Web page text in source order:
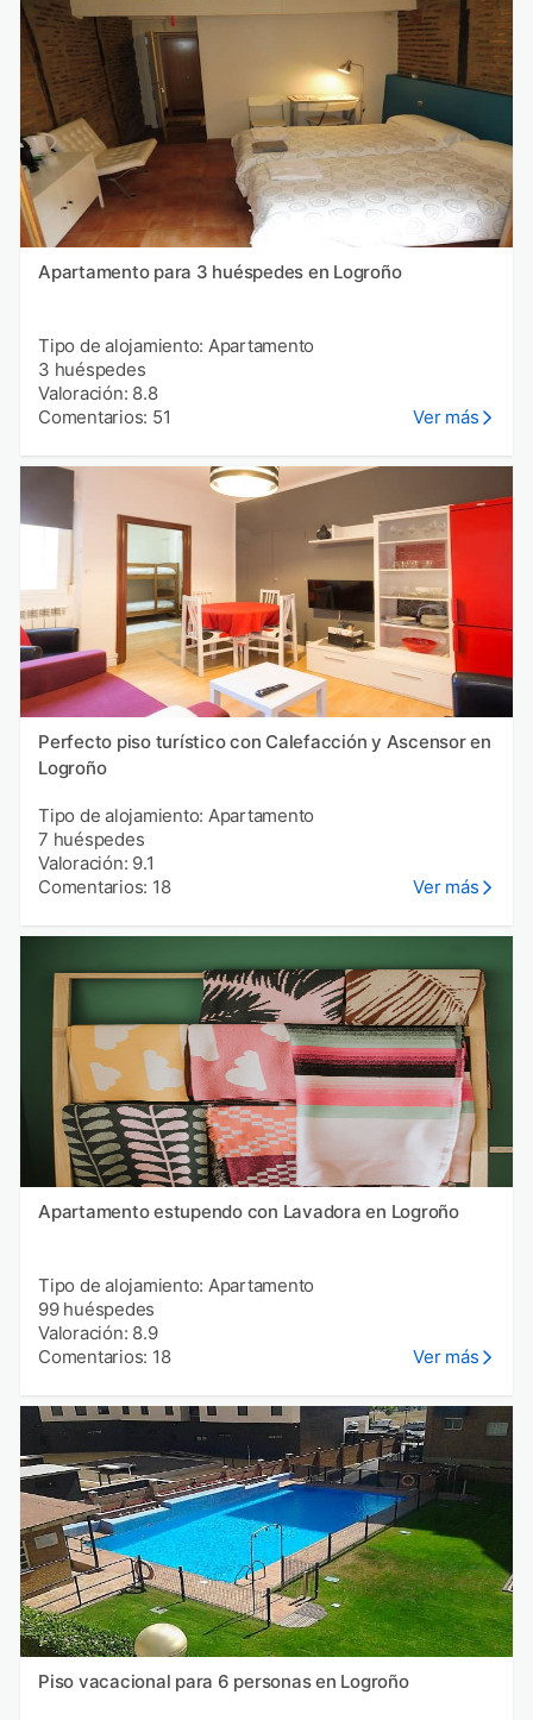
Apartamento para 3 huéspedes en Logroño
Tipo de alojamiento: Apartamento
3 huéspedes
Valoración: 8.8
Comentarios: 51
Ver más
Perfecto piso turístico con Calefacción y Ascensor en
Logroño
Tipo de alojamiento: Apartamento
7 huéspedes
Valoración: 9.1
Comentarios: 18
Ver más
Apartamento estupendo con Lavadora en Logroño
Tipo de alojamiento: Apartamento
99 huéspedes
Valoración: 8.9
Comentarios: 18
Ver más
Piso vacacional para 6 personas en Logroño